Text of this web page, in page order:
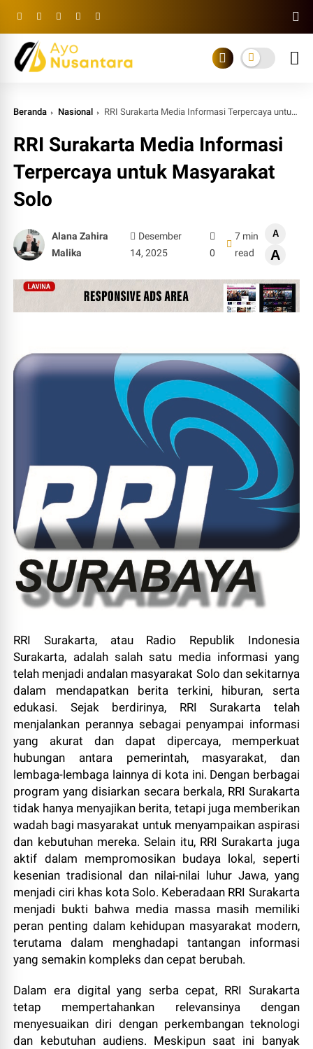
Beranda Nasional RRI Surakarta Media Informasi Terpercaya untuk Masyarakat Solo
RRI Surakarta Media Informasi
Terpercaya untuk Masyarakat
Solo
Alana Zahira
Malika
Desember
14, 2025
0
7 min
read
A
A
RRI Surakarta, atau Radio Republik Indonesia
Surakarta, adalah salah satu media informasi yang
telah menjadi andalan masyarakat Solo dan sekitarnya
dalam mendapatkan berita terkini, hiburan, serta
edukasi. Sejak berdirinya, RRI Surakarta telah
menjalankan perannya sebagai penyampai informasi
yang akurat dan dapat dipercaya, memperkuat
hubungan antara pemerintah, masyarakat, dan
lembaga-lembaga lainnya di kota ini. Dengan berbagai
program yang disiarkan secara berkala, RRI Surakarta
tidak hanya menyajikan berita, tetapi juga memberikan
wadah bagi masyarakat untuk menyampaikan aspirasi
dan kebutuhan mereka. Selain itu, RRI Surakarta juga
aktif dalam mempromosikan budaya lokal, seperti
kesenian tradisional dan nilai-nilai luhur Jawa, yang
menjadi ciri khas kota Solo. Keberadaan RRI Surakarta
menjadi bukti bahwa media massa masih memiliki
peran penting dalam kehidupan masyarakat modern,
terutama dalam menghadapi tantangan informasi
yang semakin kompleks dan cepat berubah.
Dalam era digital yang serba cepat, RRI Surakarta
tetap mempertahankan relevansinya dengan
menyesuaikan diri dengan perkembangan teknologi
dan kebutuhan audiens. Meskipun saat ini banyak